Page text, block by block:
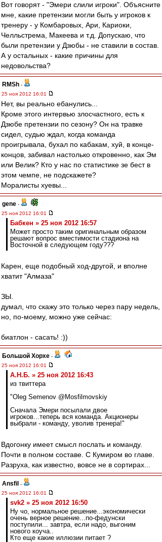
Вот говорят - "Эмери слили игроки". Объясните
мне, какие претензии могли быть у игроков к
тренеру - у Комбаровых, Ари, Кариоки,
Челльстрема, Макеева и т.д. Допускаю, что
были претензии у Дзюбы - не ставили в состав.
А у остальных - какие причины для
недовольства?
RMSh -
25 ноя 2012 16:01
Нет, вы реально ебанулись...
Кроме этого интервью злосчастного, есть к
Дзюбе претензии по сезону? Он на травке
сидел, судью ждал, когда команда
проигрывала, бухал по кабакам, хуй, в конце-
концов, забивал настолько откровенно, как Эм
или Велик? Кто у нас по статистике зе бест в
этом чемпе, не подскажете?
Моралисты хуевы...
gene -
25 ноя 2012 16:01
Бабкен » 25 ноя 2012 16:57
Может просто таким оригинальным образом
решают вопрос вместимости стадиона на
Восточной в следующем году???
Карен, еще подобный ход-другой, и вполне
хватит "Алмаза"
ЗЫ.
думал, что скажу это только через пару недель,
но, по-моему, можно уже сейчас:
биатлон - сасать! :))
Большой Хорхе -
25 ноя 2012 16:01
А.Н.Б. » 25 ноя 2012 16:43
из твиттера
"Oleg Semenov @Mosfilmovskiy
Сначала Эмери посылали двое
игроков...теперь вся команда. Акционеры
выбрали - команду, уволив тренера!"
Вдогонку имеет смысл послать и команду.
Почти в полном составе. С Кумиром во главе.
Разруха, как известно, вовсе не в сортирах...
Ansfil -
25 ноя 2012 16:01
svk2 » 25 ноя 2012 16:50
Ну чо, нормальное решение...экономически
очень верное решение...по-федунски
поступили... завтра, если надо, выгоним
нового коуча..
Кто еще какие иллюзии питает ?